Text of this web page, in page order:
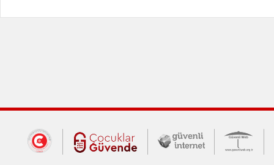
Dış Bağlantılar
Cumhurbaşkanlığı İletişim Merkezi
Çocuklar Güvende (yeni
Güvenli